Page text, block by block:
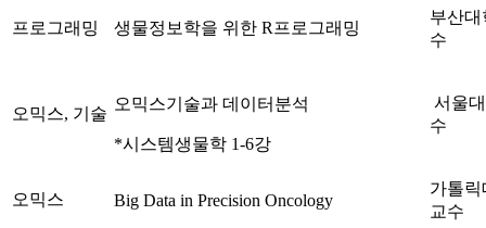
프로그래밍 생물정보학을 위한 R프로그래밍
부산대
수
오믹스, 기술
오믹스기술과 데이터분석
*시스템생물학 1-6강
서울
수
오믹스 Big Data in Precision Oncology
가톨
교수